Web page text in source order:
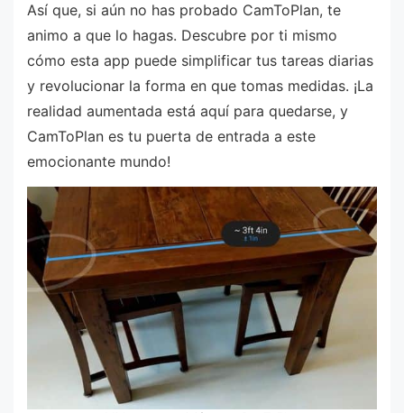
Así que, si aún no has probado CamToPlan, te
animo a que lo hagas. Descubre por ti mismo
cómo esta app puede simplificar tus tareas diarias
y revolucionar la forma en que tomas medidas. ¡La
realidad aumentada está aquí para quedarse, y
CamToPlan es tu puerta de entrada a este
emocionante mundo!